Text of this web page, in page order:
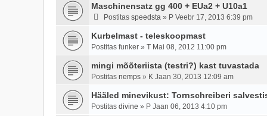
Maschinensatz gg 400 + EUa2 + U10a1
Postitas speedsta » P Veebr 17, 2013 6:39 pm
Kurbelmast - teleskoopmast
Postitas funker » T Mai 08, 2012 11:00 pm
mingi mõõteriista (testri?) kast tuvastada
Postitas nemps » K Jaan 30, 2013 12:09 am
Hääled minevikust: Tornschreiberi
Postitas divine » P Jaan 06, 2013 4:10 pm